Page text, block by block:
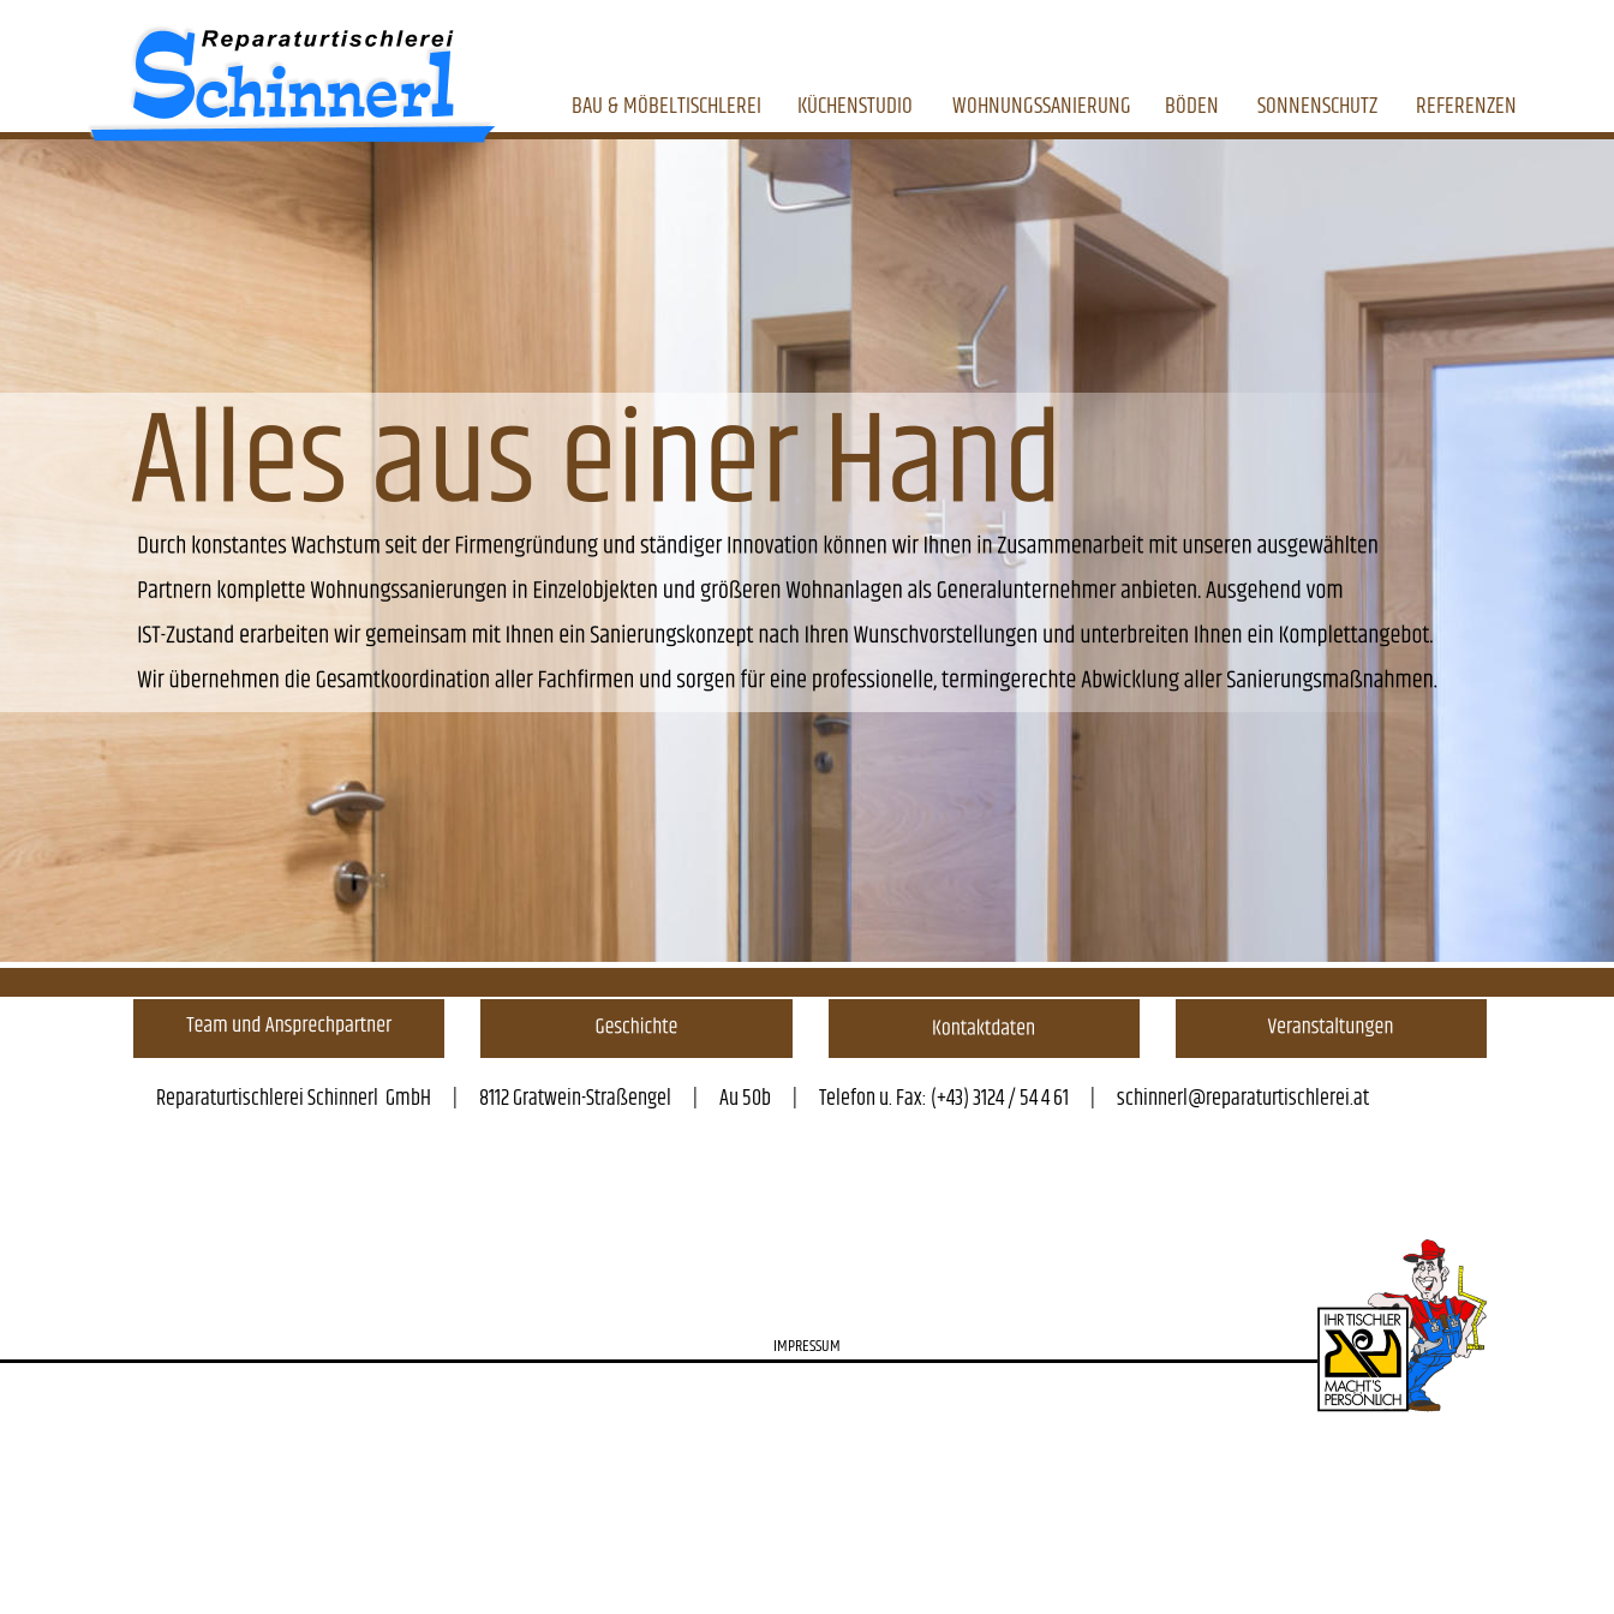
Reparaturtischlerei Schinnerl  GmbH      |      8112 Gratwein-Straßengel      |      Au 50b      |      Telefon u. Fax: (+43) 3124 / 54 4 61      | schinnerl@reparaturtischlerei.at
IMPRESSUM
WOHNUNGSSANIERUNG
KÜCHENSTUDIO
BAU & MÖBELTISCHLEREI SONNENSCHUTZ
BÖDEN REFERENZEN